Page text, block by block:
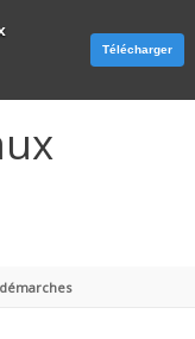
Télécharger